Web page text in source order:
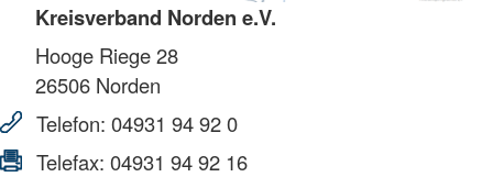
Kreisverband Norden e.V.
Hooge Riege 28
26506 Norden
Telefon: 04931 94 92 0
Telefax: 04931 94 92 16